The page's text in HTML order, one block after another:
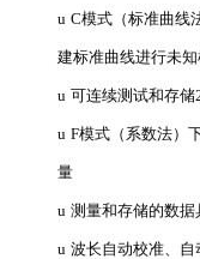
u C模式（标准曲线
建标准曲线进行未
u 可连续测试和存储
u F模式（系数法）
量
u 测量和存储的数
u 波长自动校准、